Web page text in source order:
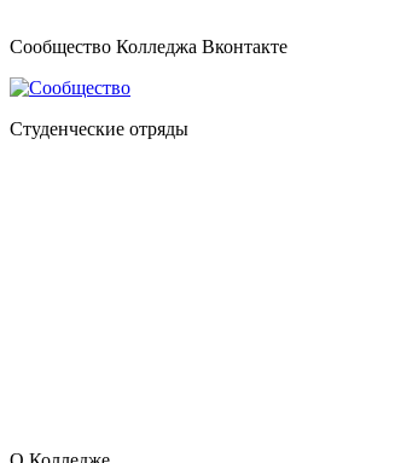
Сообщество Колледжа Вконтакте
Студенческие отряды